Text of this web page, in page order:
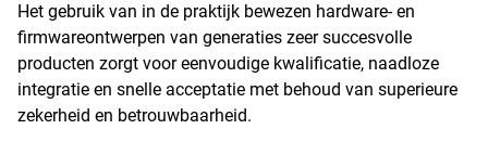
Het gebruik van in de praktijk bewezen hardware- en
firmwareontwerpen van generaties zeer succesvolle
producten zorgt voor eenvoudige kwalificatie, naadloze
integratie en snelle acceptatie met behoud van superieure
zekerheid en betrouwbaarheid.